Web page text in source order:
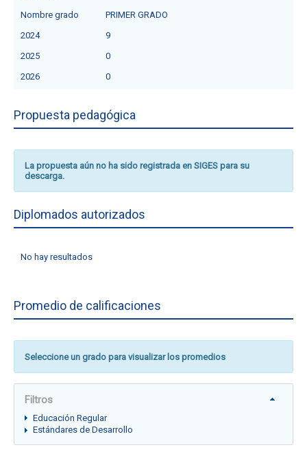
Nombre grado
PRIMER GRADO
2024
9
2025
0
2026
0
Propuesta pedagógica
La propuesta aún no ha sido registrada en SIGES para su
descarga.
Diplomados autorizados
No hay resultados
Promedio de calificaciones
Seleccione un grado para visualizar los promedios
Filtros
Educación Regular
Estándares de Desarrollo